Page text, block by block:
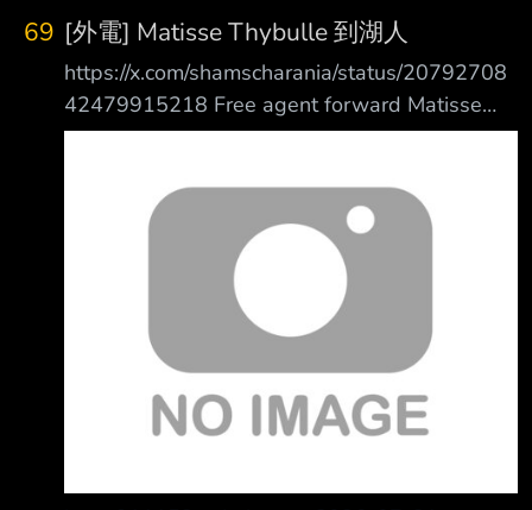
of Life Sports Agency tell ESPN. Kaluma, who
spent 202 5-26 in Lakers G League program,
69 [外電] Matisse Thybulle 到湖人
https://x.com/shamscharania/status/20792708
42479915218 Free agent forward Matisse
Thybulle has agreed on one-year, $3.3 million
tell ESPN. Matisse Thybulle 已與洛杉磯湖人隊
達成一年 330 萬美元的合約。
https://reurl.cc/p8m7ed 根據